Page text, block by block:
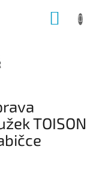
TOISON